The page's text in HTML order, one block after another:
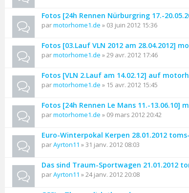
Fotos [24h Rennen Nürburgring 17.-
parmotorhome1.de » 03 juin 2012 15:36
Fotos [03.Lauf VLN 2012 am 28.04.2012]
parmotorhome1.de » 29 avr. 2012 17:46
Fotos [VLN 2.Lauf am 14.02.12] auf
parmotorhome1.de » 15 avr. 2012 15:45
Fotos [24h Rennen Le Mans 11.-13.06.10]
parmotorhome1.de » 09 mars 2012 20:42
Euro-Winterpokal Kerpen 28.01.2012
parAyrton11 » 31 janv. 2012 08:03
Das sind Traum-Sportwagen 21.01.2012
parAyrton11 » 24 janv. 2012 20:08